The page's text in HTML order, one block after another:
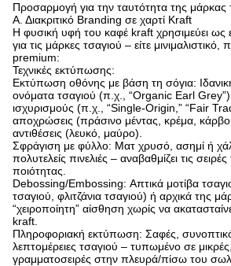
Προσαρμογή για την ταυτότητα της μάρκας
Α. Διακριτικό Branding σε χαρτί Kraft
Η φυσική υφή του καφέ kraft χρησιμεύει ως
για τις μάρκες τσαγιού – είτε
premium:
Τεχνικές εκτύπωσης:
Εκτύπωση οθόνης με βάση τη σόγια:
ονόματα τσαγιού (π.χ., “Organic Earl
ισχυρισμούς (π.χ., “Single-Origin,” “Fair
αποχρώσεις (πράσινο μέντας, κρέμα,
αντιθέσεις (λευκό, μαύρο).
Σφράγιση με φύλλο: Ματ χρυσό, ασημί ή
πολυτελείς πινελιές – αναβαθμίζει τις
ποιότητας.
Debossing/Embossing: Απτικά μοτίβα
τσαγιού, φλιτζάνια τσαγιού) ή αρχικά της
“χειροποίητη” αίσθηση χωρίς να
kraft.
Πληροφοριακή εκτύπωση: Σαφές, συνοπτικό
λεπτομέρειες τσαγιού – τυπωμένο σε
γραμματοσειρές στην πλευρά/πίσω του